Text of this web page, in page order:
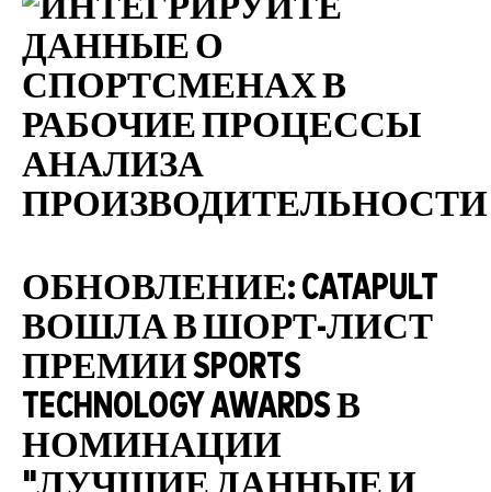
ОБНОВЛЕНИЕ: CATAPULT
ВОШЛА В ШОРТ-ЛИСТ
ПРЕМИИ SPORTS
TECHNOLOGY AWARDS В
НОМИНАЦИИ